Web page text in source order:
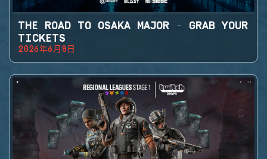
THE ROAD TO OSAKA MAJOR - GRAB YOUR
TICKETS
2026年6月8日